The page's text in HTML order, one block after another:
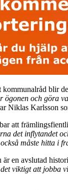
blir
och göra
Niklas Karlsson
att
det inflytandet
måste hitta i
är en avslutad
viktigt att jobba